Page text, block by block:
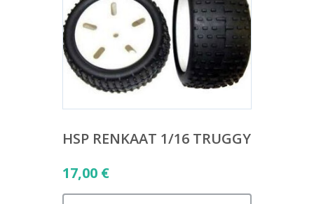
HSP RENKAAT 1/16 TRUGGY
17,00 €